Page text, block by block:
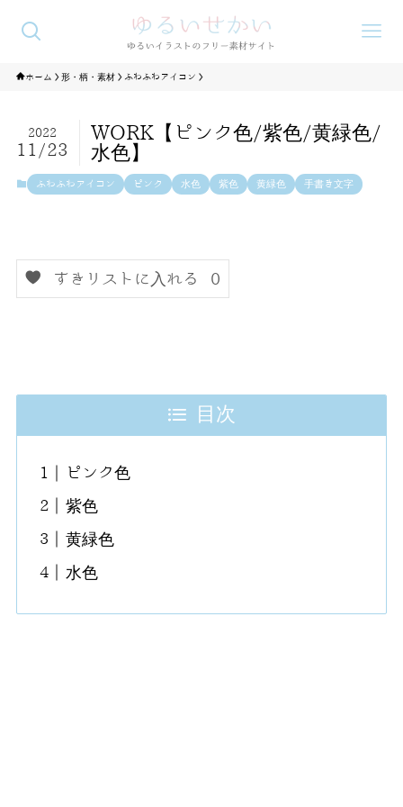
ホーム 形・柄・素材 ふわふわアイコン
WORK【ピンク色/紫色/黄緑色/
水色】
2022
11/23
ふわふわアイコン ピンク 水色 紫色 黄緑色 手書き文字
すきリストに入れる 0
目次
ピンク色
紫色
黄緑色
水色